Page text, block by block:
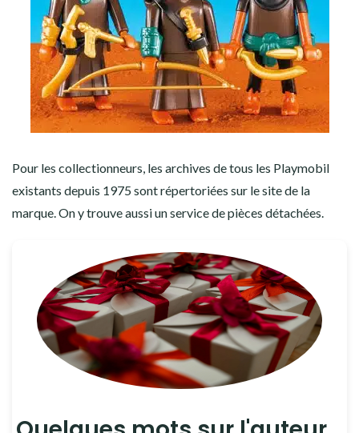
Pour les collectionneurs, les archives de tous les Playmobil
existants depuis 1975 sont répertoriées sur le site de la
marque. On y trouve aussi un service de pièces détachées.